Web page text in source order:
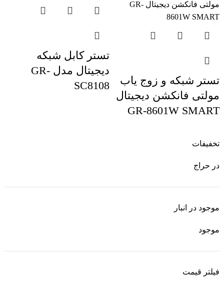
تخفیفات
در حراج
موجود در انبار
موجود
فیلتر قیمت
تستر شبکه و زوج یاب
مولتی فانکشن دیجیتال
GR-8601W SMART
تستر کابل شبکه
دیجیتال مدل GR-
SC8108